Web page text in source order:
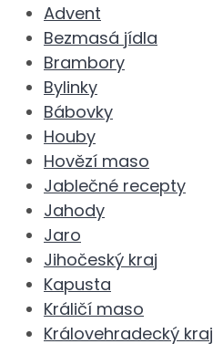
Advent
Bezmasá jídla
Brambory
Bylinky
Bábovky
Houby
Hovězí maso
Jablečné recepty
Jahody
Jaro
Jihočeský kraj
Kapusta
Králičí maso
Královehradecký kraj